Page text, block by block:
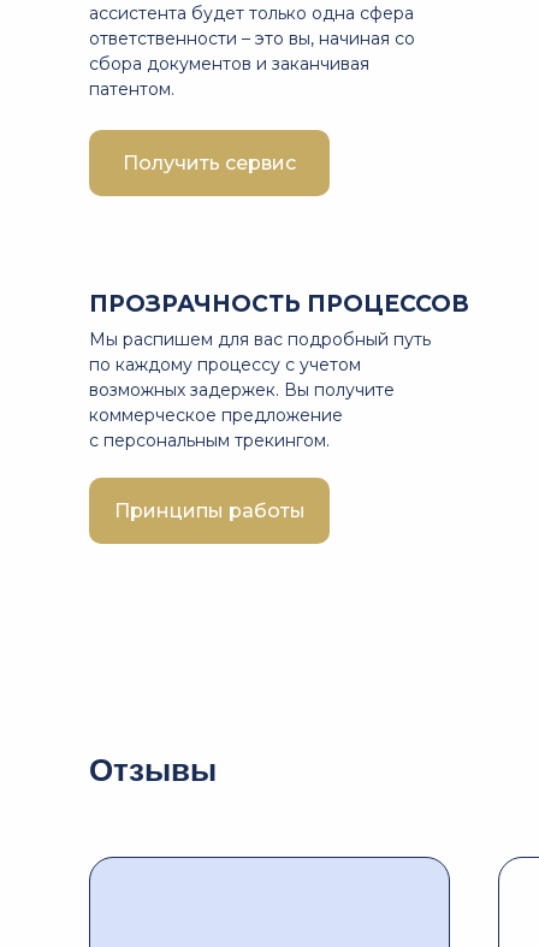
Принципы работы
Мы распишем для вас подробный путь
по каждому процессу с учетом
возможных задержек. Вы получите
коммерческое предложение
с персональным трекингом.
ПРОЗРАЧНОСТЬ ПРОЦЕССОВ
Получить сервис
ассистента будет только одна сфера
ответственности – это вы, начиная со
сбора документов и заканчивая
патентом.
Отзывы